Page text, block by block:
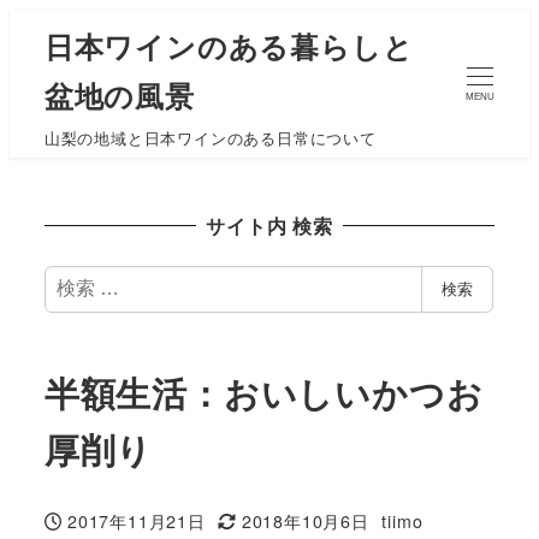
日本ワインのある暮らしと
盆地の風景
山梨の地域と日本ワインのある日常について
MENU
サイト内 検索
検
索
検索
半額生活：おいしいかつお
厚削り
投稿日
2017年11月21日
更新日
2018年10月6日
著
tiimo